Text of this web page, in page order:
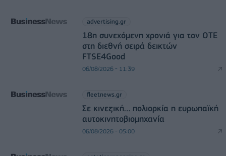
advertising.gr
18η συνεχόμενη χρονιά για τον ΟΤΕ
στη διεθνή σειρά δεικτών
FTSE4Good
06/08/2026 - 11:39
fleetnews.gr
Σε κινεζική… πολιορκία η ευρωπαϊκή
αυτοκινητοβιομηχανία
06/08/2026 - 05:00